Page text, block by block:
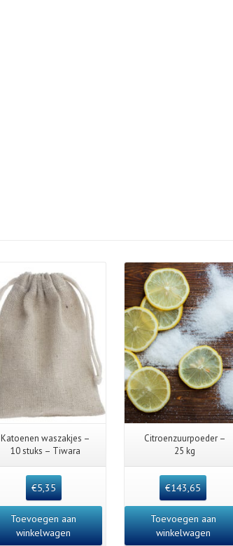
Katoenen waszakjes –
10 stuks – Tiwara
€5,35
Toevoegen aan
winkelwagen
Citroenzuurpoeder –
25 kg
€143,65
Toevoegen aan
winkelwagen